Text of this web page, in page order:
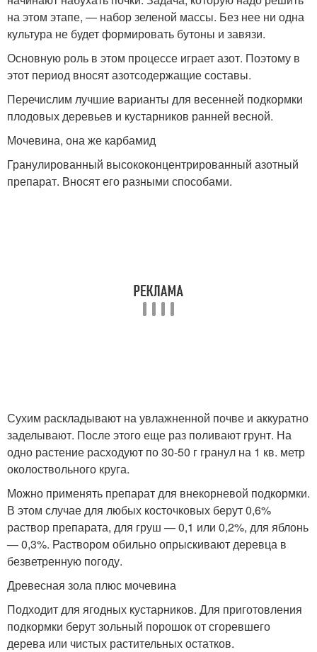
на этом этапе, — набор зеленой массы. Без нее ни одна
культура не будет формировать бутоны и завязи.
Основную роль в этом процессе играет азот. Поэтому в
этот период вносят азотсодержащие составы.
Перечислим лучшие варианты для весенней подкормки
плодовых деревьев и кустарников ранней весной.
Мочевина, она же карбамид
Гранулированный высококонцентрированный азотный
препарат. Вносят его разными способами.
Сухим раскладывают на увлажненной почве и аккуратно
заделывают. После этого еще раз поливают грунт. На
одно растение расходуют по 30-50 г гранул на 1 кв. метр
околоствольного круга.
Можно применять препарат для внекорневой подкормки.
В этом случае для любых косточковых берут 0,6%
раствор препарата, для груш — 0,1 или 0,2%, для яблонь
— 0,3%. Раствором обильно опрыскивают деревца в
безветренную погоду.
Древесная зола плюс мочевина
Подходит для ягодных кустарников. Для приготовления
подкормки берут зольный порошок от сгоревшего
дерева или чистых растительных остатков.